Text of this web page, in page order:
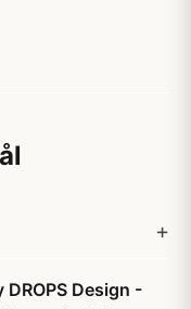
Design -